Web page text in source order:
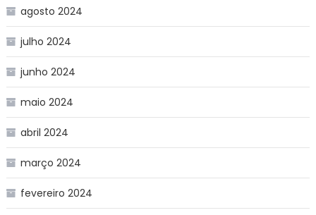
agosto 2024
julho 2024
junho 2024
maio 2024
abril 2024
março 2024
fevereiro 2024